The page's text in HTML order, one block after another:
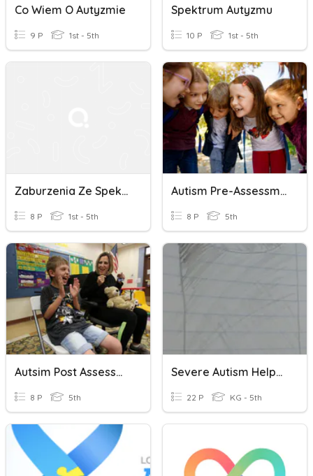
Co Wiem O Autyzmie
9 P 1st - 5th
Spektrum Autyzmu
10 P 1st - 5th
Zaburzenia Ze Spektrum Autyzmu
8 P 1st - 5th
Autism Pre-Assessment!
8 P 5th
Autsim Post Assessment!
8 P 5th
Severe Autism Helpers
22 P KG - 5th